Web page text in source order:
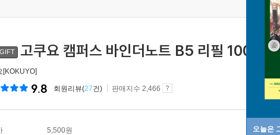
오늘은
고쿠요 캠퍼스 바인더노트 B5 리필 100매
[KOKUYO]
9.8 회원리뷰(27건) 판매지수 2,466
5,500원